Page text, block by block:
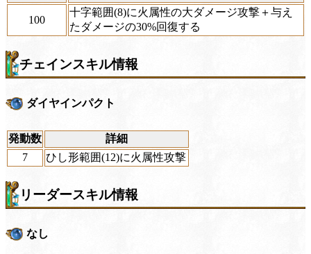
100
十字範囲(8)に火属性の大ダメージ攻撃＋与え
たダメージの30%回復する
チェインスキル情報
ダイヤインパクト
発動数
詳細
7
ひし形範囲(12)に火属性攻撃
リーダースキル情報
なし